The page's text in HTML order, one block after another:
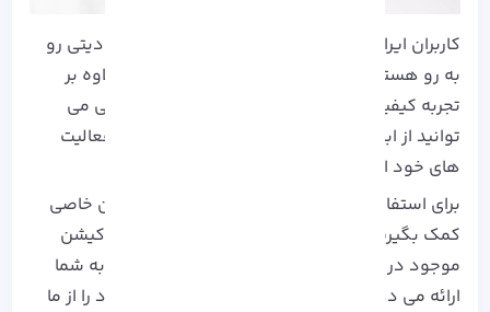
کاربران ایرانی برای استفاده از این ابزار ها با محدودیتی رو
به رو هستند. با خرید
از آذرسیس، علاوه بر
تجربه کیفیت بالا و قیمت مقرون به صرفه، به راحتی می
توانید از ابزارهای هوش مصنوعی نیز برای انجام فعالیت
های خود استفاده کنید!
برای استفاده بعضی از آنها نیاز است که از لوکیشن خاصی
کمک بگیرید.
سرور های خود را از 60 لوکیشن
موجود در دنیا مانند فنلاند، هلند،
و غیره به شما
ارائه می دهد. شما می توانید لوکیشن مد نظر خود را از ما